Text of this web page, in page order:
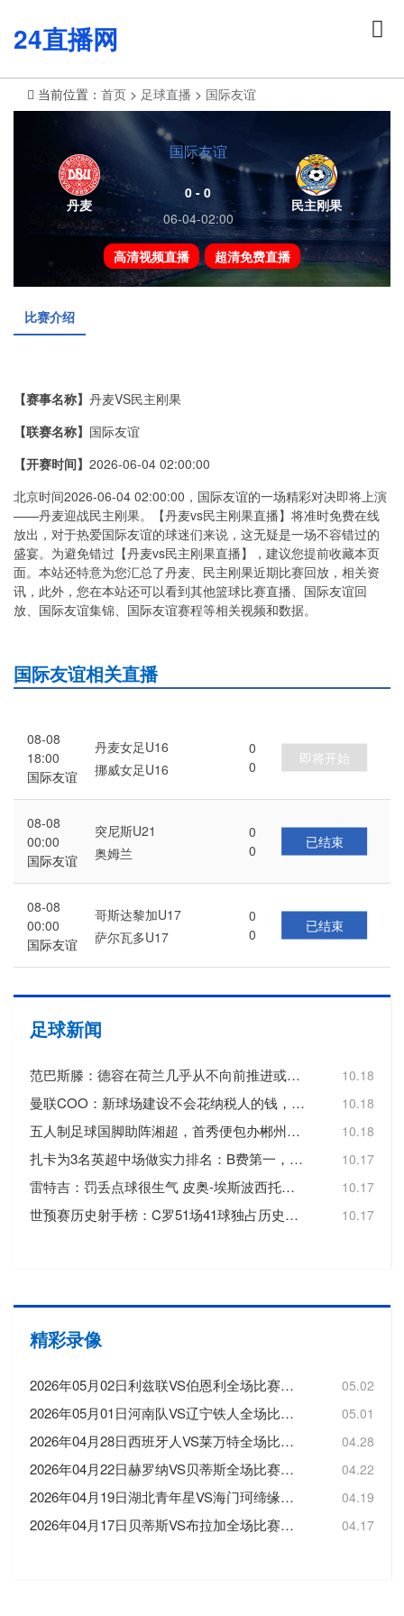
24直播网
当前位置： 首页 > 足球直播 > 国际友谊
丹麦
国际友谊
0 - 0
06-04-02:00
民主刚果
高清视频直播 超清免费直播
比赛介绍
【赛事名称】 丹麦VS民主刚果
【联赛名称】 国际友谊
【开赛时间】 2026-06-04 02:00:00
北京时间2026-06-04 02:00:00，国际友谊的一场精彩对决即将上演
——丹麦迎战民主刚果。【丹麦vs民主刚果直播】将准时免费在线
放出，对于热爱国际友谊的球迷们来说，这无疑是一场不容错过的
盛宴。为避免错过【丹麦vs民主刚果直播】，建议您提前收藏本页
面。本站还特意为您汇总了丹麦、民主刚果近期比赛回放，相关资
讯，此外，您在本站还可以看到其他篮球比赛直播、国际友谊回
放、国际友谊集锦、国际友谊赛程等相关视频和数据。
国际友谊相关直播
08-08
18:00
国际友谊
丹麦女足U16
0
0
挪威女足U16
即将开始
08-08
00:00
国际友谊
突尼斯U21
0
0
奥姆兰
已结束
08-08
00:00
国际友谊
哥斯达黎加U17
0
0
萨尔瓦多U17
已结束
足球新闻
范巴斯滕：德容在荷兰几乎从不向前推进或转移球，这令人失望 10.18
曼联COO：新球场建设不会花纳税人的钱，曼联自行承担20亿镑费用 10.18
五人制足球国脚助阵湘超，首秀便包办郴州队三个进球 10.18
扎卡为3名英超中场做实力排名：B费第一，维尔茨第二，帕尔默第三 10.17
雷特吉：罚丢点球很生气 皮奥-埃斯波西托踢得非常好 10.17
世预赛历史射手榜：C罗51场41球独占历史射手王，梅西72场36球第3 10.17
精彩录像
2026年05月02日利兹联VS伯恩利全场比赛录像回放 05.02
2026年05月01日河南队VS辽宁铁人全场比赛录像回放 05.01
2026年04月28日西班牙人VS莱万特全场比赛录像回放 04.28
2026年04月22日赫罗纳VS贝蒂斯全场比赛录像回放 04.22
2026年04月19日湖北青年星VS海门珂缔缘全场比赛录像回放 04.19
2026年04月17日贝蒂斯VS布拉加全场比赛录像回放 04.17